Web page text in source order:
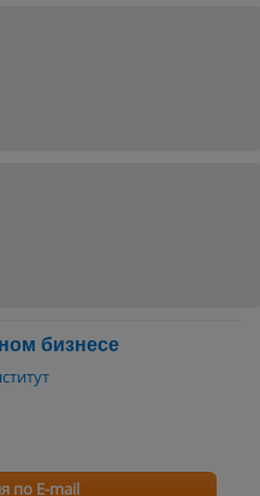
бизнесе
по E-mail